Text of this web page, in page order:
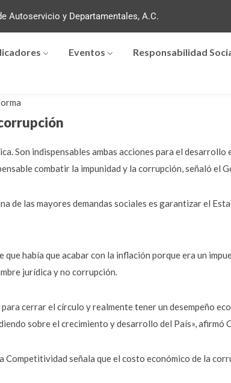
Autoservicio y Departamentales, A.C.
Eventos Responsabilidad
Son indispensables ambas acciones para el
combatir la impunidad y la corrupción, señaló el
de las mayores demandas sociales es garantizar el
que había que acabar con la inflación porque era un
jurídica y no corrupción.
cerrar el círculo y realmente tener un desempeño
sobre el crecimiento y desarrollo del País», afirmó
señala que el costo económico de la